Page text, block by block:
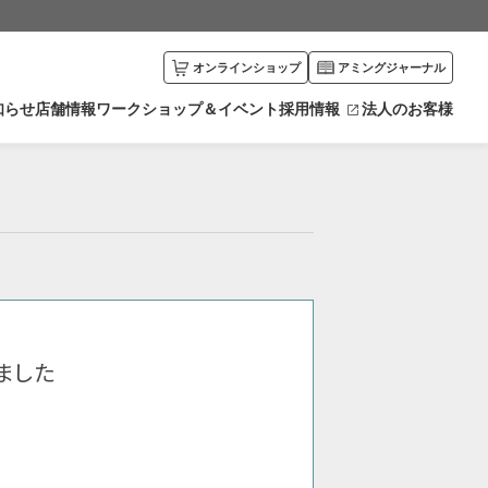
オンラインショップ アミングジャーナル
らせ店舗情報
県 新潟県
県 愛知県
ワークショップ＆イベント
カリキュラムから探す
採用情報 法人のお客様
した